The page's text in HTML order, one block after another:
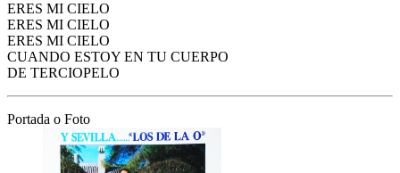
ERES MI CIELO
ERES MI CIELO
ERES MI CIELO
CUANDO ESTOY EN TU CUERPO
DE TERCIOPELO
Portada o Foto